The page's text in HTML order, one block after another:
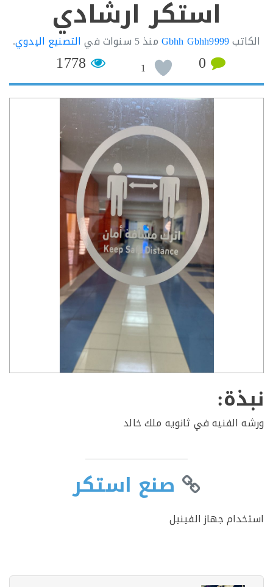
استكر ارشادي
Gbhh Gbhh9999 منذ5 سنوات فيالتصنيع اليدوي.
0
1
1778
الفنيه في ثانويه ملك خالد
صنع استكر
جهاز الفينيل